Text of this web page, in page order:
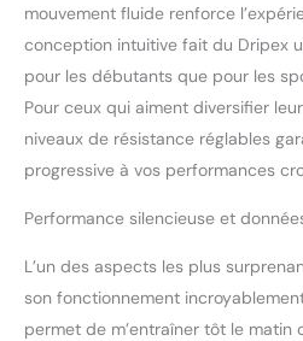
mouvement fluide renforce
conception intuitive fait du Dripex
pour les débutants que pour les
Pour ceux qui aiment diversifier
niveaux de résistance réglables
progressive à vos performances
Performance silencieuse et
L’un des aspects les plus
son fonctionnement
permet de m’entraîner tôt le matin